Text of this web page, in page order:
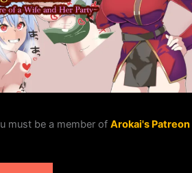
must be a member of Arokai's Patreon